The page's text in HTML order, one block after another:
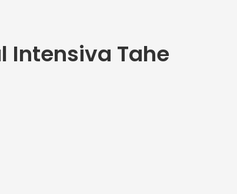
Intensiva Tahe